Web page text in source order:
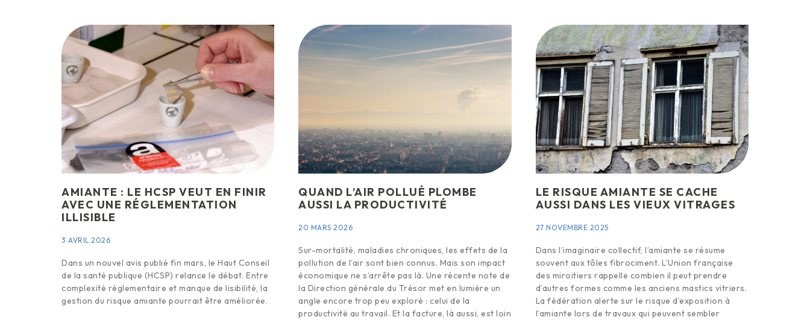
AMIANTE : LE HCSP VEUT EN FINIR
AVEC UNE RÉGLEMENTATION
ILLISIBLE
3 AVRIL 2026
Dans un nouvel avis publié fin mars, le Haut Conseil
de la santé publique (HCSP) relance le débat. Entre
complexité réglementaire et manque de lisibilité, la
gestion du risque amiante pourrait être améliorée.
QUAND L’AIR POLLUÉ PLOMBE
AUSSI LA PRODUCTIVITÉ
20 MARS 2026
Sur-mortalité, maladies chroniques, les effets de la
pollution de l’air sont bien connus. Mais son impact
économique ne s’arrête pas là. Une récente note de
la Direction générale du Trésor met en lumière un
angle encore trop peu exploré : celui de la
productivité au travail. Et la facture, là aussi, est loin
LE RISQUE AMIANTE SE CACHE
AUSSI DANS LES VIEUX VITRAGES
27 NOVEMBRE 2025
Dans l’imaginaire collectif, l’amiante se résume
souvent aux tôles fibrociment. L’Union française
des miroitiers rappelle combien il peut prendre
d’autres formes comme les anciens mastics vitriers.
La fédération alerte sur le risque d’exposition à
l’amiante lors de travaux qui peuvent sembler